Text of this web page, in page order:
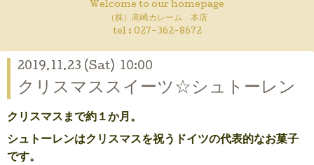
Welcome to our homepage
（株）高崎カレーム 本店
tel : 027-362-8672
2019.11.23 (Sat) 10:00
クリスマススイーツ☆シュトーレン
クリスマスまで約１か月。
シュトーレンはクリスマスを祝うドイツの代表的なお菓子
です。